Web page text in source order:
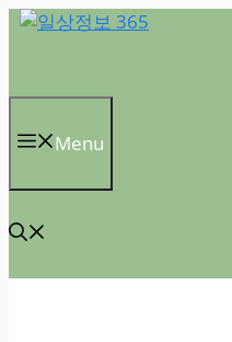
컨
로
너
Menu